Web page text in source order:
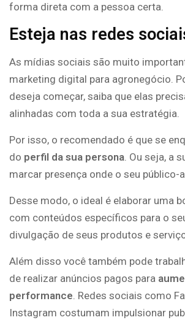
forma direta com a pessoa certa.
Esteja nas redes
As mídias sociais são muito
marketing digital para agronegócio.
deseja começar, saiba que elas
alinhadas com toda a sua estratégia.
Por isso, o recomendado é que se
do perfil da sua persona. Ou seja, a
marcar presença onde o seu público-
Desse modo, o ideal é elaborar uma
com conteúdos específicos para o
divulgação de seus produtos e
Além disso você também pode
de realizar anúncios pagos para
performance. Redes sociais como
Instagram costumam impulsionar